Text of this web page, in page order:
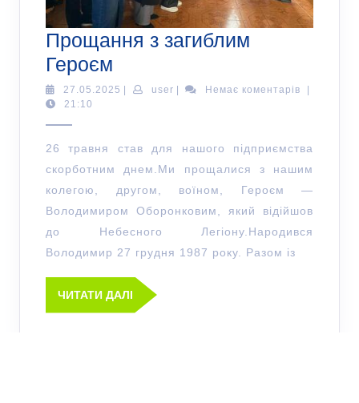
Прощання з загиблим
Героєм
27.05.2025 | user | Немає коментарів
|
21:10
26 травня став для нашого підприємства
скорботним днем.Ми прощалися з нашим
колегою, другом, воїном, Героєм —
Володимиром Оборонковим, який відійшов
до Небесного Легіону.Народився
Володимир 27 грудня 1987 року. Разом із
ЧИТАТИ ДАЛІ